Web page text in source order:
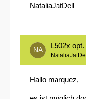
NataliaJatDell
L502x
NataliaJatDell
Hallo marquez,